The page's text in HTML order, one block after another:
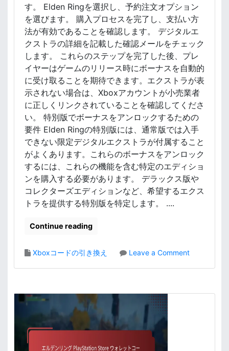
す。 Elden Ringを選択し、予約注文オプション
を選びます。 購入プロセスを完了し、支払い方
法が有効であることを確認します。 デジタルエ
クストラの詳細を記載した確認メールをチェック
します。 これらのステップを完了した後、プレ
イヤーはゲームのリリース時にボーナスを自動的
に受け取ることを期待できます。エクストラが表
示されない場合は、Xboxアカウントが小売業者
に正しくリンクされていることを確認してくださ
い。 特別版でボーナスをアンロックするための
要件 Elden Ringの特別版には、通常版では入手
できない限定デジタルエクストラが付属すること
がよくあります。これらのボーナスをアンロック
するには、これらの機能を含む特定のエディショ
ンを購入する必要があります。 デラックス版や
コレクターズエディションなど、希望するエクス
トラを提供する特別版を特定します。 ....
Continue reading
Xboxコードの引き換え Leave a Commento
デ